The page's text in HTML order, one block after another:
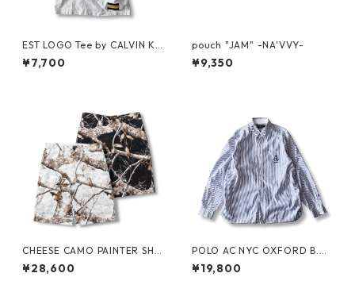
EST LOGO Tee by CALVIN KL
EIN JEANS ESTABLISHED.1978
¥7,700
pouch "JAM" -NA'VVY-
¥9,350
CHEESE CAMO PAINTER SHO
RTS by Little Yarmouth
¥28,600
POLO AC NYC OXFORD B.D.
SHIRT by Polo Ralph Lauren
¥19,800